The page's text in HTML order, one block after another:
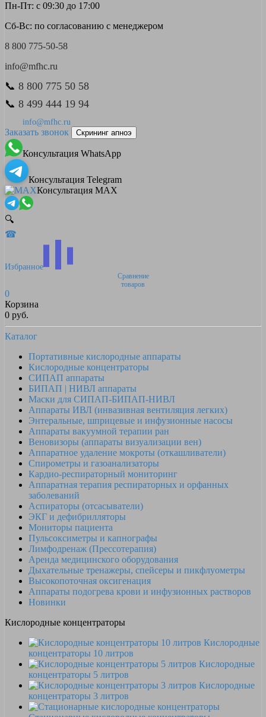
Пн-Пт: с 09:30 до 17:00
Сб-Вс: по согласованию с менеджером
8 800 775-50-58
info@mfhc.ru
📞 8 800 775 50 58
📞 8 499 444 19 94
info@mfhc.ru
Заказать звонок Скрининг апноэ
Консультация WhatsApp
Консультация Telegram
Консультация MAX
🔍
☎
Избранное
Сравнение
товаров
0
Корзина
0 руб.
Каталог
Портативные кислородные аппараты
Кислородные концентраторы
СИПАП аппараты
БИПАП | НИВЛ аппараты
Маски для СИПАП-БИПАП-НИВЛ
Аппараты ИВЛ (инвазивная вентиляция легких)
Энтеральные, шприцевые и инфузионные насосы
Аппараты вакуумной терапии ран
Веновизоры (аппараты визуализации вен)
Аппаратное удаление мокроты (откашливатели)
Спирометры и газоанализаторы
Кардио-респираторный мониторинг
Аппаратная терапия респираторных и орфанных
заболеваний
Аспираторы (отсасыватели)
ЭКГ и дефибрилляторы
Мониторы пациента
Пульсоксиметры и капнографы
Лимфодренаж (Прессотерапия)
Аренда медицинского оборудования
Дыхательные тренажеры, спейсеры и пикфлуометры
Высокопоточная оксигенация
Аппараты подогрева крови и инфузионных растворов
Новинки
Кислородные концентраторы
Кислородные
концентраторы 10 литров
Кислородные
концентраторы 5 литров
Кислородные
концентраторы 3 литров